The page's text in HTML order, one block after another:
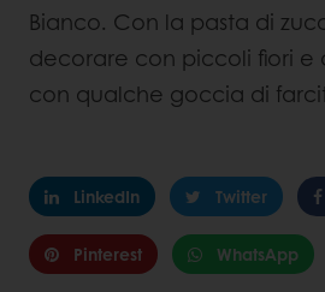
Bianco. Con la pasta di
decorare con piccoli fiori e
con qualche goccia di
LinkedIn Twitter
Pinterest WhatsApp